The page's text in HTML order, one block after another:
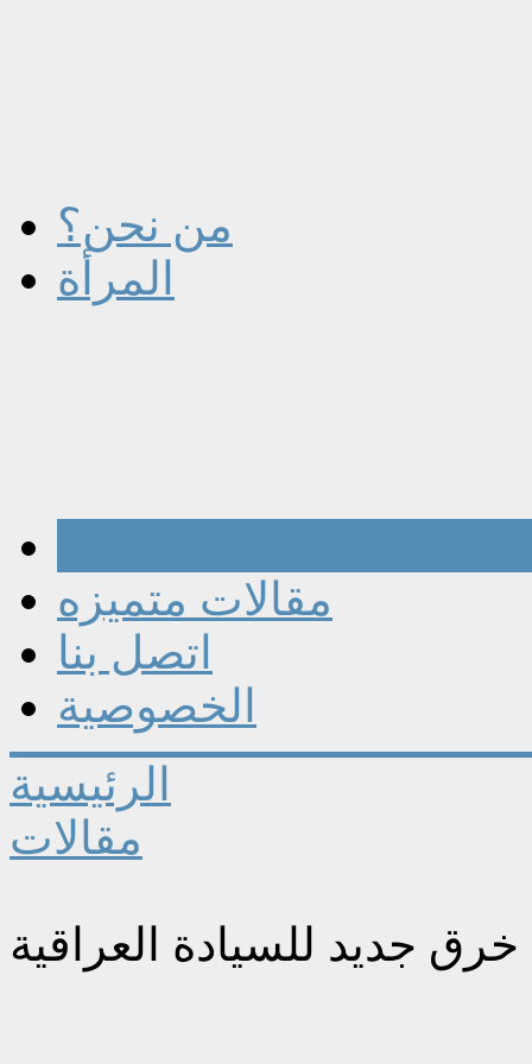
من نحن؟
المرأة
مقالات متميزه
اتصل بنا
الخصوصية
الرئيسية
مقالات